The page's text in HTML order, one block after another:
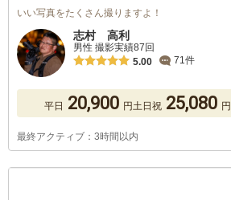
いい写真をたくさん撮りますよ！
志村 高利
男性 撮影実績87回
5.00
71件
平日 20,900 円土日祝 25,080 円
最終アクティブ：3時間以内